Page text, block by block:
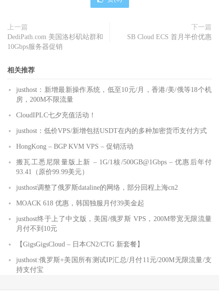
上一篇
DediPath.com 美国洛杉矶站群和
10Gbps服务器促销
下一篇
SB Cloud ECS 首月半价优惠
相关推荐
justhost：新增最新操作系统，低至10元/月，香港/美/俄等18个机
房，200M不限流量
CloudIPLC七夕充值活动！
justhost：低价VPS/新增包括USDT在内的多种加密货币支付方式
HongKong – BGP KVM VPS – 促销活动
搬瓦工悉尼限量版上新 – 1G/1核/500GB@1Gbps – 优惠后年付
93.41（原价99.99美元）
justhost调整了俄罗斯dataline的网络，部分回程上海cn2
MOACK 618 优惠，韩国独服月付39美金起
justhost终于上了中文版，美国/俄罗斯 VPS，200M带宽无限流量
月付不到10元
【GigsGigsCloud – 日本CN2/CTG 新套餐】
justhost:俄罗斯+美国所有测试IP汇总/月付11元/200M无限流量/支
持支付宝